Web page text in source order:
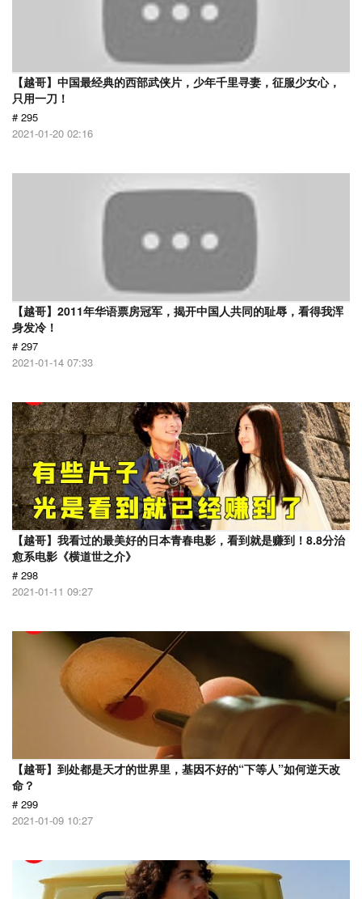
【越哥】中国最经典的西部武侠片，少年千里寻妻，征服少女心，
只用一刀！
# 295
2021-01-20 02:16
【越哥】2011年华语票房冠军，揭开中国人共同的耻辱，看得我浑
身发冷！
# 297
2021-01-14 07:33
【越哥】我看过的最美好的日本青春电影，看到就是赚到！8.8分治
愈系电影《横道世之介》
# 298
2021-01-11 09:27
【越哥】到处都是天才的世界里，基因不好的“下等人”如何逆天改
命？
# 299
2021-01-09 10:27